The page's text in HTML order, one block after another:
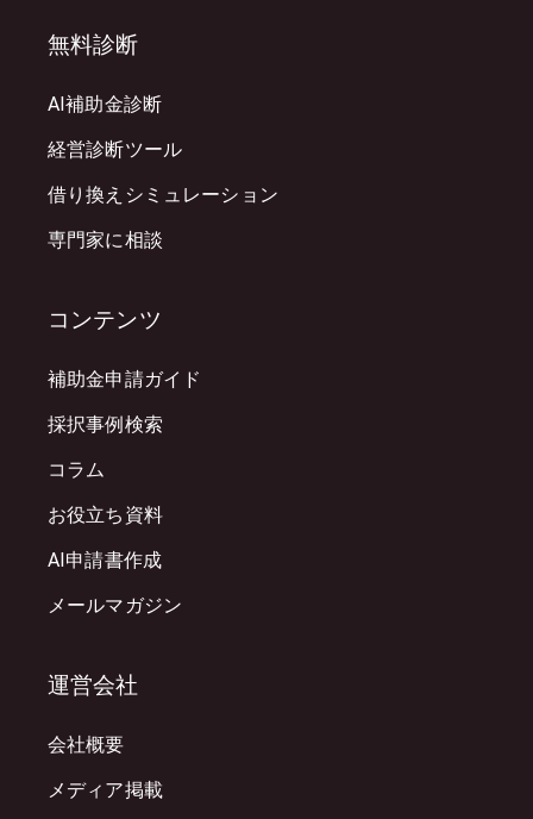
無料診断
AI補助金診断
経営診断ツール
借り換えシミュレーション
専門家に相談
コンテンツ
補助金申請ガイド
採択事例検索
コラム
お役立ち資料
AI申請書作成
メールマガジン
運営会社
会社概要
メディア掲載